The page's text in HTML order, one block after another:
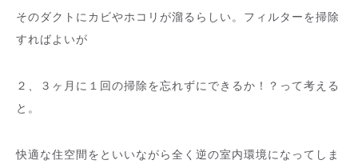
そのダクトにカビやホコリが溜るらしい。フィルターを掃除
すればよいが
２、３ヶ月に１回の掃除を忘れずにできるか！？って考える
と。
快適な住空間をといいながら全く逆の室内環境になってしま